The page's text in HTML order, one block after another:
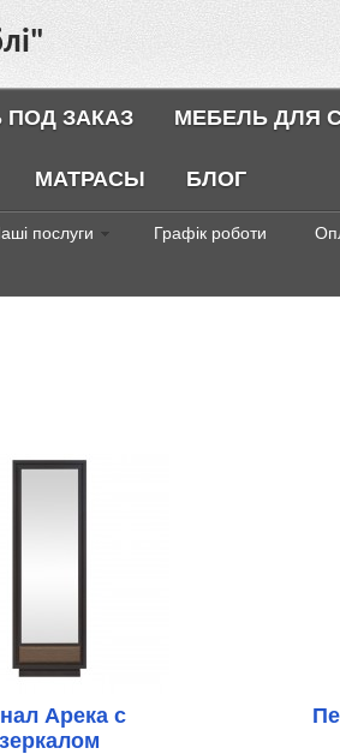
ПОД ЗАКАЗ МЕБЕЛЬ ДЛЯ
МАТРАСЫ БЛОГ
послуги Графік роботи
Арека с
зеркалом